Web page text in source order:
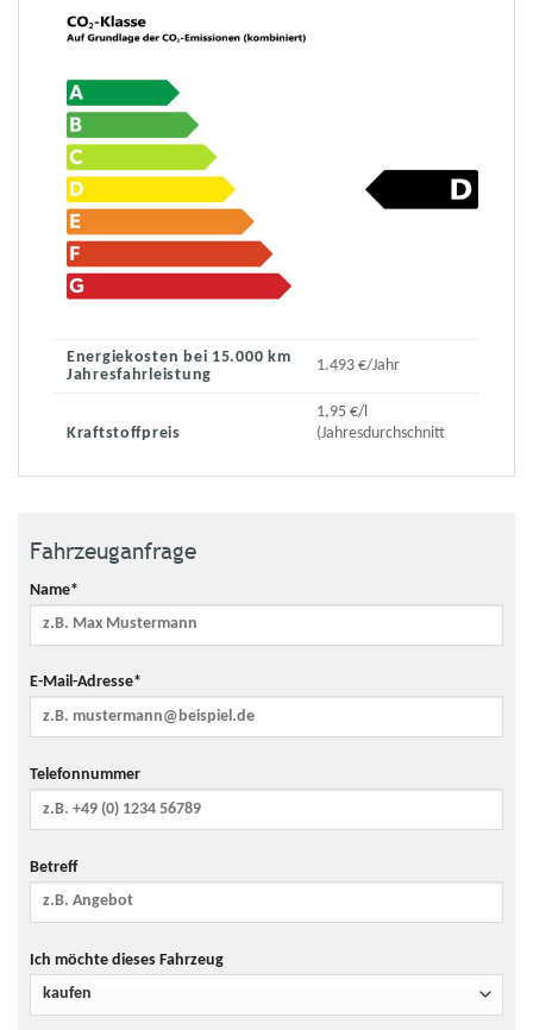
Energiekosten bei 15.000 km
Jahresfahrleistung
1.493 €/Jahr
Kraftstoffpreis
1,95 €/l
(Jahresdurchschnitt
km/Jahr)
angenommenen
durchschnittlichen CO₂-
Anzahl Sitzplätze
Getriebe Automatik
Farbe Grau
Fahrzeuganfrage
Name*
E-Mail-Adresse*
Telefonnummer
Betreff
Ich möchte dieses Fahrzeug